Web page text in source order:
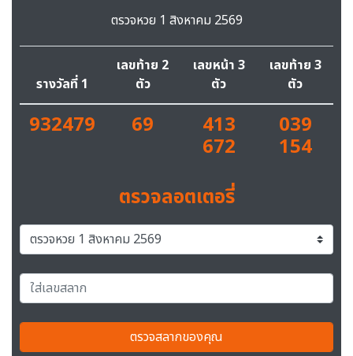
ตรวจหวย 1 สิงหาคม 2569
รางวัลที่ 1
เลขท้าย 2
ตัว
เลขหน้า 3
ตัว
เลขท้าย 3
ตัว
932479 69 413
672
039
154
ตรวจลอตเตอรี่
ตรวจสลากของคุณ